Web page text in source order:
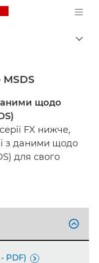
Canon Logo, back to
щодо
FX нижче,
з даними щодо
для свого

PDF) 